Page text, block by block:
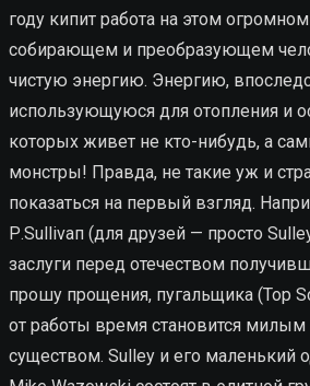
году кипит работа на этом
собирающем и преобразующем
чистую энергию. Энергию,
использующуюся для отопления и
которых живет не кто-нибудь, а
монстры! Правда, не такие уж и
показаться на первый взгляд.
Р.Sullivап (для друзей — просто
заслуги перед отечеством
прошу прощения, пугальщика (Тор
от работы время становится
существом. Sulley и его маленький